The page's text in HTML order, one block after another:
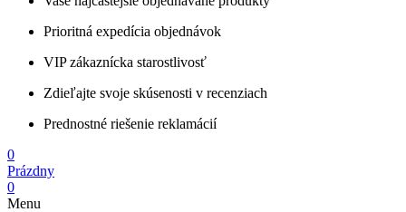
Prioritná expedícia objednávok
VIP zákaznícka starostlivosť
Zdieľajte svoje skúsenosti v recenziach
Prednostné riešenie reklamácií
0
Prázdny
0
Menu